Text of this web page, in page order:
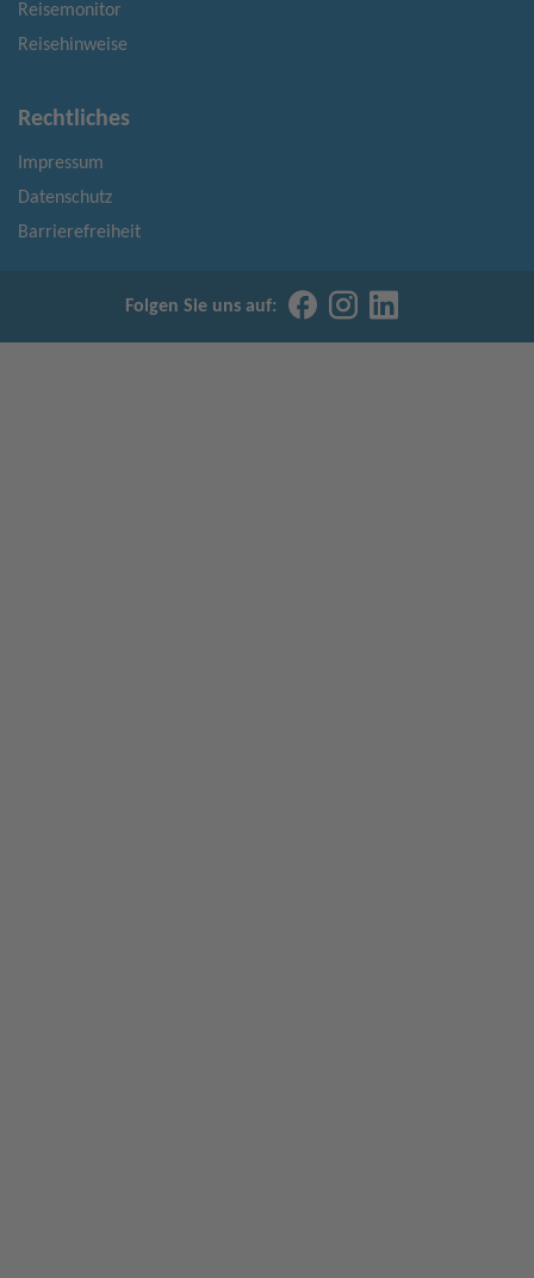
Reisemonitor
Reisehinweise
Rechtliches
Impressum
Datenschutz
Barrierefreiheit
Folgen Sie uns auf: